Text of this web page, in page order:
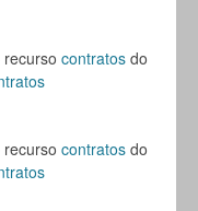
contratos do
contratos do